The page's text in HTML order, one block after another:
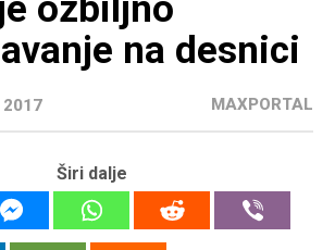
ozbiljno
na desnici
2017 MAXPORTAL
Širi dalje